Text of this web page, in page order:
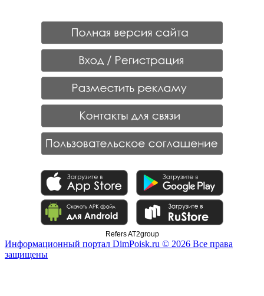
Refers AT2group
Информационный портал DimPoisk.ru © 2026 Все права
защищены